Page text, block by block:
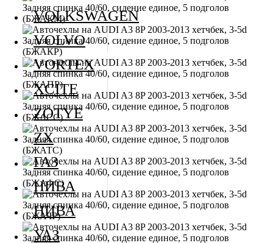
VOLKSWAGEN
VOLVO
VORTEX
XCITE
ZOTYE
ZX
ГАЗ
НИВА
НИВА
УАЗ